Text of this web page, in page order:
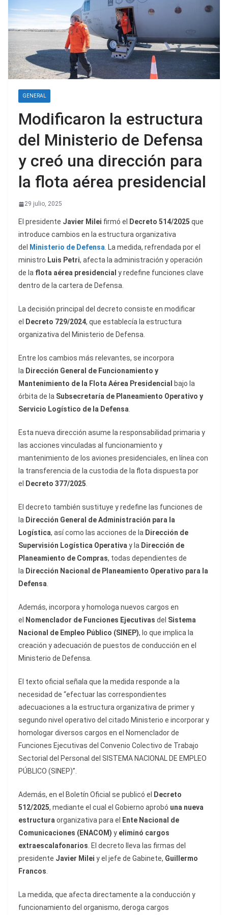
GENERAL
Modificaron la estructura
del Ministerio de Defensa
y creó una dirección para
la flota aérea presidencial
29 julio, 2025
El presidente Javier Milei firmó el Decreto 514/2025 que
introduce cambios en la estructura organizativa
del
Ministerio de Defensa. La medida, refrendada por el
ministro Luis Petri, afecta la administración y operación
de la flota aérea presidencial y redefine funciones clave
dentro de la cartera de Defensa.
La decisión principal del decreto consiste en modificar
el
Decreto 729/2024, que establecía la estructura
organizativa del Ministerio de Defensa.
Entre los cambios más relevantes, se incorpora
la Dirección General de Funcionamiento y
Mantenimiento de la Flota Aérea Presidencial bajo la
órbita de la Subsecretaría de Planeamiento Operativo y
Servicio Logístico de la Defensa.
Esta nueva dirección asume la responsabilidad primaria y
las acciones vinculadas al funcionamiento y
mantenimiento de los aviones presidenciales, en línea con
la transferencia de la custodia de la flota dispuesta por
el
Decreto 377/2025.
El decreto también sustituye y redefine las funciones de
la Dirección General de Administración para la
Logística, así como las acciones de la Dirección de
Supervisión Logística Operativay la Dirección de
Planeamiento de Compras, todas dependientes de
la Dirección Nacional de Planeamiento Operativo para la
Defensa.
Además, incorpora y homologa nuevos cargos en
el
Nomenclador de Funciones Ejecutivas del Sistema
Nacional de Empleo Público (SINEP), lo que implica la
creación y adecuación de puestos de conducción en el
Ministerio de Defensa.
El texto oficial señala que la medida responde a la
necesidad de “efectuar las correspondientes
adecuaciones a la estructura organizativa de primer y
segundo nivel operativo del citado Ministerio e incorporar y
homologar diversos cargos en el Nomenclador de
Funciones Ejecutivas del Convenio Colectivo de Trabajo
Sectorial del Personal del SISTEMA NACIONAL DE EMPLEO
PÚBLICO (SINEP)”.
Además, en el Boletín Oficial se publicó el
Decreto
512/2025, mediante el cual el Gobierno aprobó una nueva
estructuraorganizativa para el
Ente Nacional de
Comunicaciones (ENACOM) y eliminó cargos
extraescalafonarios. El decreto lleva las firmas del
presidente Javier Milei y el jefe de Gabinete, Guillermo
Francos.
La medida, que afecta directamente a la conducción y
funcionamiento del organismo, deroga cargos